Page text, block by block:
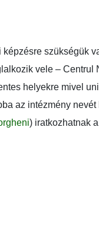
szükségük
vele –
helyekre mivel
az intézmény nevét
) iratkozhatnak